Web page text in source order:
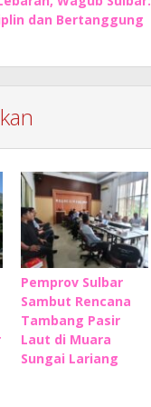
dan Bertanggung
Pemprov Sulbar
Sambut Rencana
Tambang Pasir
Laut di Muara
Sungai Lariang